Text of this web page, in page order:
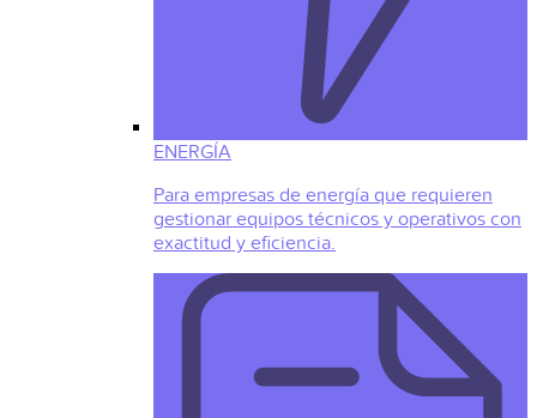
ENERGÍA
Para empresas de energía que requieren
gestionar equipos técnicos y operativos con
exactitud y eficiencia.